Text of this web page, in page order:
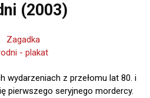
(2003)
wydarzeniach z przełomu lat 80. i
pierwszego seryjnego mordercy.